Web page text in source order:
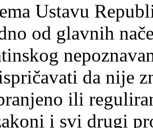
Ustavu
od glavnih
da nije
ili
i svi drugi